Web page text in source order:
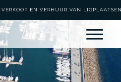
EN VERHUUR VAN